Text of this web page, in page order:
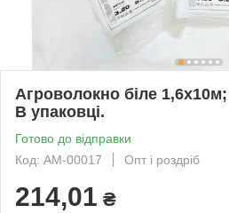
Агроволокно біле 1,6х10м;
В упаковці.
Готово до відправки
Код: АМ-00017
Опт і роздріб
214,01 ₴